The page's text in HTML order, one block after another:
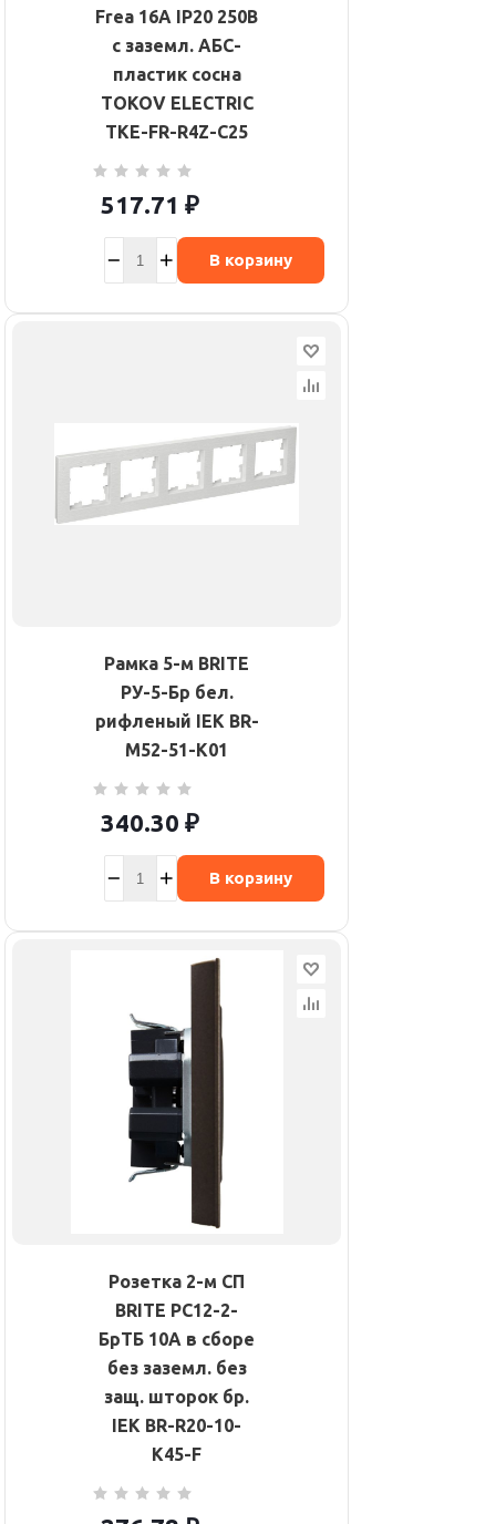
Frea 16А IP20 250В
с заземл. АБС-
пластик сосна
TOKOV ELECTRIC
TKE-FR-R4Z-C25
517.71 ₽
В корзину
Рамка 5-м BRITE
РУ-5-Бр бел.
рифленый IEK BR-
M52-51-K01
340.30 ₽
В корзину
Розетка 2-м СП
BRITE РС12-2-
БрТБ 10А в сборе
без заземл. без
защ. шторок бр.
IEK BR-R20-10-
K45-F